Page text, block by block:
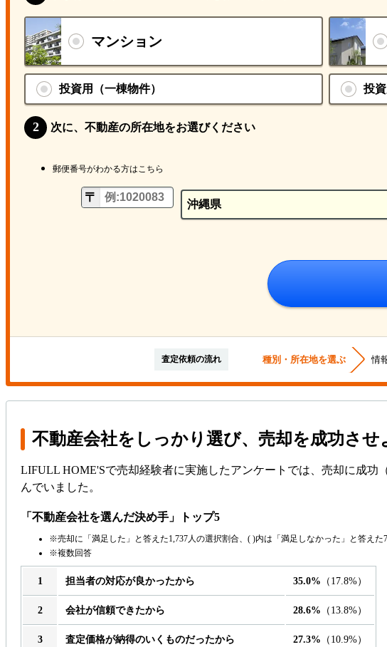
マンション
投資用（一棟物件） 投
次に、不動産の所在地をお選びください
郵便番号がわかる方はこちら
査定依頼の流れ 種別・所在地を選ぶ 情
不動産会社をしっかり選び、売却を成功させ
LIFULL HOME'Sで売却経験者に実施したアンケートでは、売却に成
んでいました。
「不動産会社を選んだ決め手」トップ5
売却に「満足した」と答えた1,737人の選択割合、( )内は「満足しなかった」と答えた
複数回答
担当者の対応が良かったから 35.0% （17.8%）
会社が信頼できたから 28.6% （13.8%）
査定価格が納得のいくものだったから 27.3% （10.9%）